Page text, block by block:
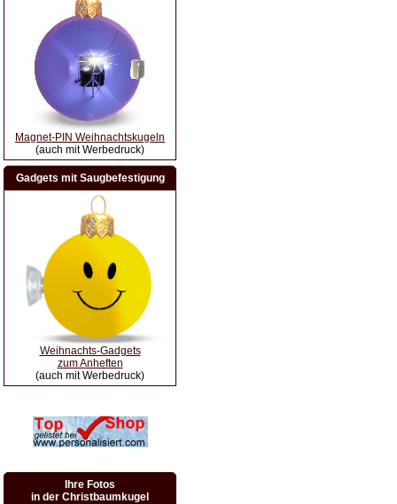
Magnet-PIN Weihnachtskugeln
(auch mit Werbedruck)
Gadgets mit Saugbefestigung
Weihnachts-Gadgets
zum Anheften
(auch mit Werbedruck)
Ihre Fotos
in der Christbaumkugel